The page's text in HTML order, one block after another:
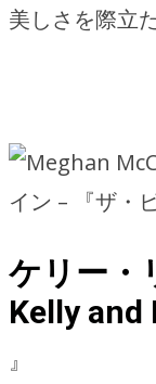
美しさを際立
イン – 『ザ・
ケリー・
Kelly and
』